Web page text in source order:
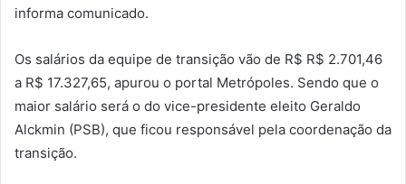
informa comunicado.
Os salários da equipe de transição vão de R$ R$ 2.701,46
a R$ 17.327,65, apurou o portal Metrópoles. Sendo que o
maior salário será o do vice-presidente eleito Geraldo
Alckmin (PSB), que ficou responsável pela coordenação da
transição.